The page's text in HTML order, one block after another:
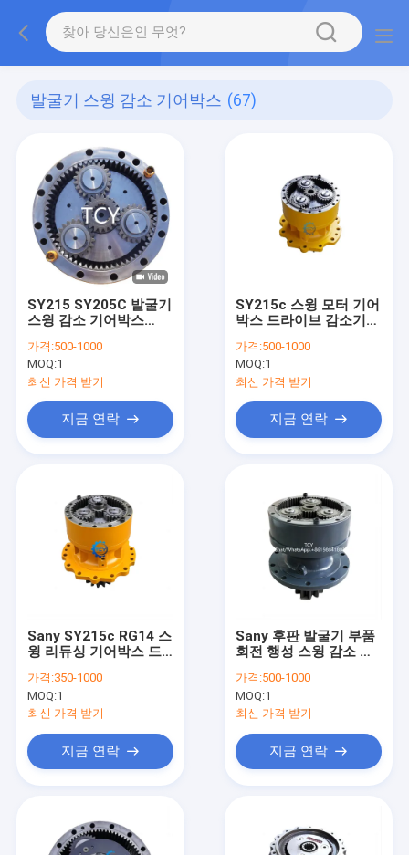
발굴기 스윙 감소 기어박스 (67)
SY215 SY205C 발굴기
스윙 감소 기어박스
인도형
가격:500-1000
MOQ:1
최신 가격 받기
지금 연락
SY215c 스윙 모터 기어
박스 드라이브 감소기
가격:500-1000
MOQ:1
최신 가격 받기
지금 연락
Sany SY215c RG14 스
윙 리듀싱 기어박스 드
60010554
가격:350-1000
MOQ:1
최신 가격 받기
지금 연락
Sany 후판 발굴기 부품
회전 행성 스윙 감소 기
Sy135F OEM
가격:500-1000
MOQ:1
최신 가격 받기
지금 연락